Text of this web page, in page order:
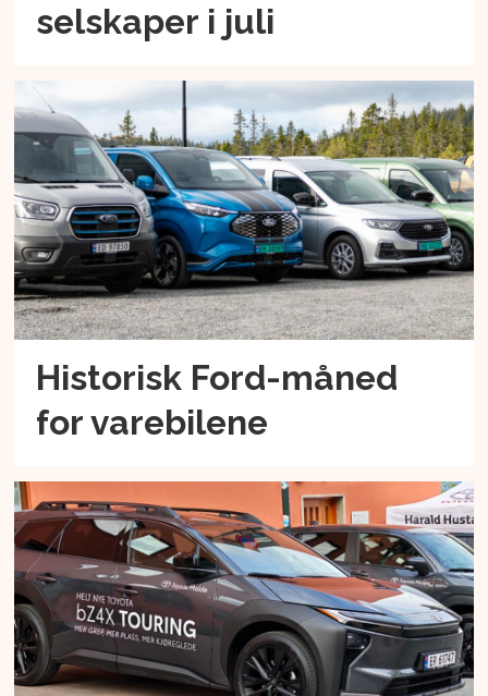
selskaper i juli
Historisk Ford-måned
for varebilene